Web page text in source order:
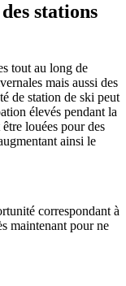
stations
tout au long de
mais aussi des
de station de ski peut
élevés pendant la
louées pour des
ainsi le
correspondant à
maintenant pour ne